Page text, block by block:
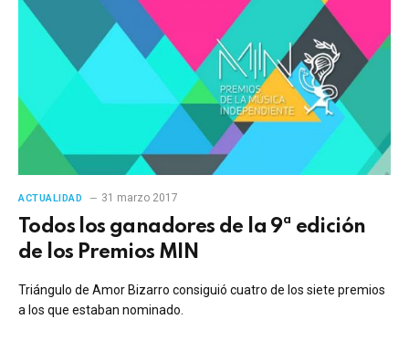
ACTUALIDAD 31 marzo 2017
Todos los ganadores de la 9ª edición
de los Premios MIN
Triángulo de Amor Bizarro consiguió cuatro de los siete premios
a los que estaban nominado.